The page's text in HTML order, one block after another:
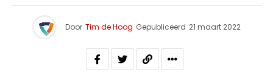
Door Tim de Hoog Gepubliceerd 21 maart 2022